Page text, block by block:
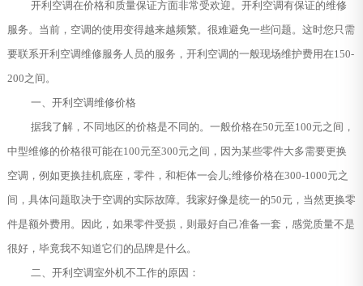
开利空调在价格和质量保证方面非常受欢迎。开利空调有保证的维修
服务。当前，空调的使用变得越来越频繁。很难避免一些问题。这时您只需
要联系开利空调维修服务人员的服务，开利空调的一般现场维护费用在150-
200之间。
一、开利空调维修价格
据我了解，不同地区的价格是不同的。一般价格在50元至100元之间，
中型维修的价格很可能在100元至300元之间，因为某些零件大多需要更换
空调，例如更换挂机底座，零件，和柜体一会儿;维修价格在300-1000元之
间，具体问题取决于空调的实际故障。我家好像是统一的50元，当然更换零
件是额外费用。因此，如果零件受损，则最好自己准备一套，感觉质量不是
很好，毕竟我不知道它们的品牌是什么。
二、开利空调室外机不工作的原因：